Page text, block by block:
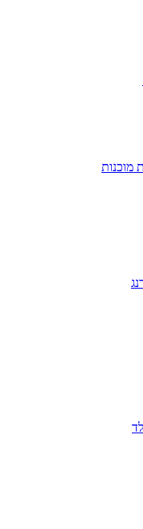
מוכנות